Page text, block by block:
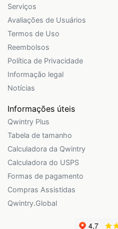
Serviços
Avaliações de Usuários
Termos de Uso
Reembolsos
Política de Privacidade
Informação legal
Notícias
Informações úteis
Qwintry Plus
Tabela de tamanho
Calculadora da Qwintry
Calculadora do USPS
Formas de pagamento
Compras Assistidas
Qwintry.Global